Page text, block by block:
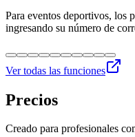
Para eventos deportivos, los
ingresando su número de
Ver todas las funciones
Precios
Creado para profesionales